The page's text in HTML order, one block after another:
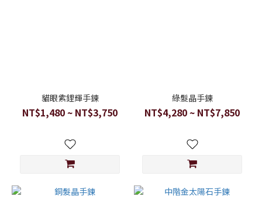
貓眼紫鋰輝手鍊
NT$1,480 ~ NT$3,750
綠髮晶手鍊
NT$4,280 ~ NT$7,850